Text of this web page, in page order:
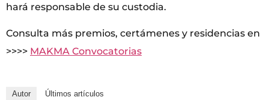
hará responsable de su custodia.
Consulta más premios, certámenes y residencias en
>>>> MAKMA Convocatorias
Autor Últimos artículos